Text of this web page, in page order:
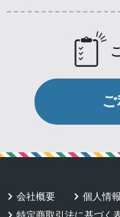
会社概要
個人情
特定商取引法に基づく